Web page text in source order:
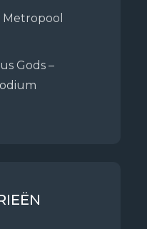
Metropool
Gods –